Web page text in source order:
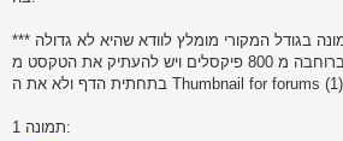
*** אם רוצים לפרסם את התמונה בגודל המקורי מומלץ לוודא שהיא לא גדולה
ברוחבה מ 800 פיקסלים ויש להעתיק את הטקסט מ Hotlink for forums (1)
תמונה 1: